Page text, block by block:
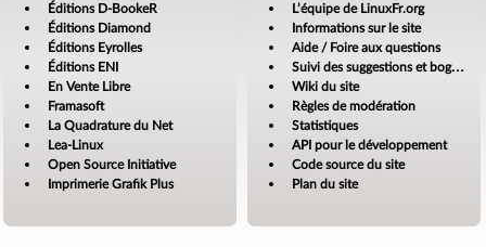
Éditions D-BookeR
Éditions Diamond
Éditions Eyrolles
Éditions ENI
En Vente Libre
Framasoft
La Quadrature du Net
Lea-Linux
Open Source Initiative
Imprimerie Grafik Plus
L’équipe de LinuxFr.org
Informations sur le site
Aide / Foire aux questions
Suivi des suggestions et bogues
Wiki du site
Règles de modération
Statistiques
API pour le développement
Code source du site
Plan du site